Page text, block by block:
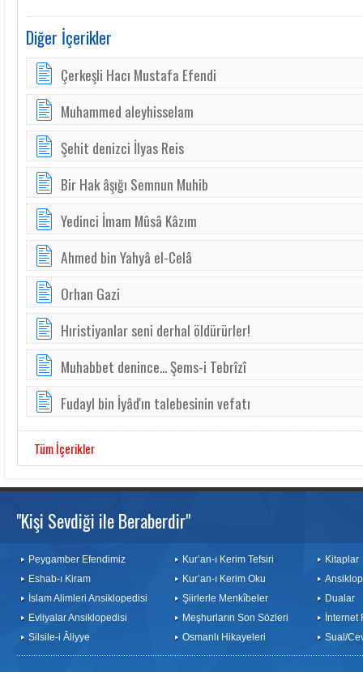
Diğer İçerikler
Çerkeşli Hacı Mustafa Efendi
Muhammed aleyhisselam
Şehit denizci İlyas Reis
Bir Hak âşığı Semnun Muhib
Yedinci İmam Mûsâ Kâzım
Ahmed bin Yahyâ el-Celâ
Orhan Gazi
Hıristiyanlar seni derhal öldürürler!
Muhabbet denince... Şems-i Tebrîzî
Fudayl bin İyâd'ın talebesinin vefatı
Tüm İçerikler
"Kişi Sevdiği ile Beraberdir"
Peygamber Efendimiz
Eshab-ı Kiram
İslam Alimleri Ansiklopedisi
Evliyalar Ansiklopedisi
Silsile-i Âliyye
Kur’an-ı Kerim Tefsiri
Kur’an-ı Kerim Oku
Şiirlerle Menkîbeler
Meşhurların Son Sözleri
Osmanlı Hikayeleri
Kitaplar
Dualar
İnternet
Sual/